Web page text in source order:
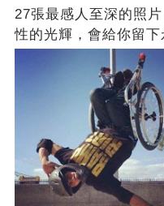
27張最感人至深的照
性的光輝，會給你留下